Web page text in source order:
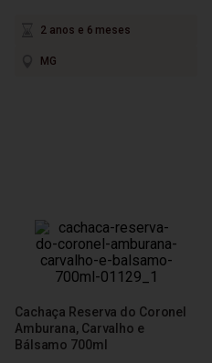
2 anos e 6 meses
MG
Cachaça Reserva do Coronel
Amburana, Carvalho e
Bálsamo 700ml